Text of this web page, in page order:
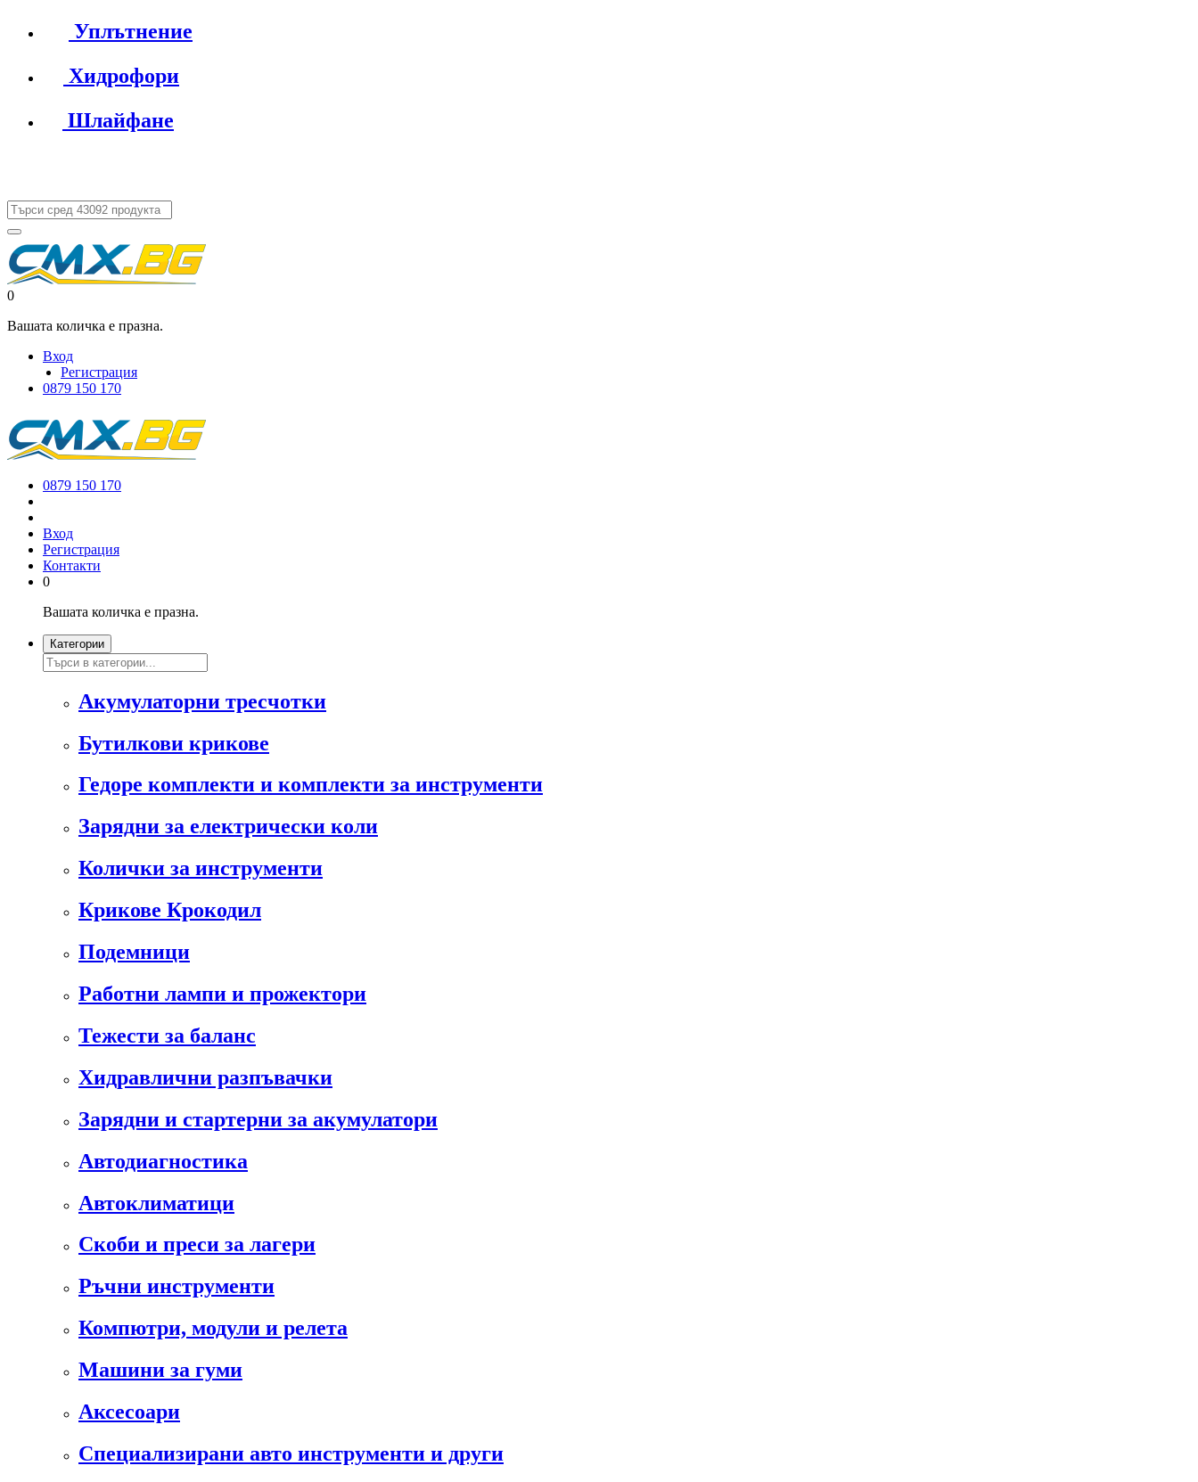
Уплътнение
Хидрофори
Шлайфане
0
Вашата количка е празна.
Вход
Регистрация
0879 150 170
0879 150 170
Вход
Регистрация
Контакти
0
Вашата количка е празна.
Категории
Акумулаторни тресчотки
Бутилкови крикове
Гедоре комплекти и комплекти за инструменти
Зарядни за електрически коли
Колички за инструменти
Крикове Крокодил
Подемници
Работни лампи и прожектори
Тежести за баланс
Хидравлични разпъвачки
Зарядни и стартерни за акумулатори
Автодиагностика
Автоклиматици
Скоби и преси за лагери
Ръчни инструменти
Компютри, модули и релета
Машини за гуми
Аксесоари
Специализирани авто инструменти и други